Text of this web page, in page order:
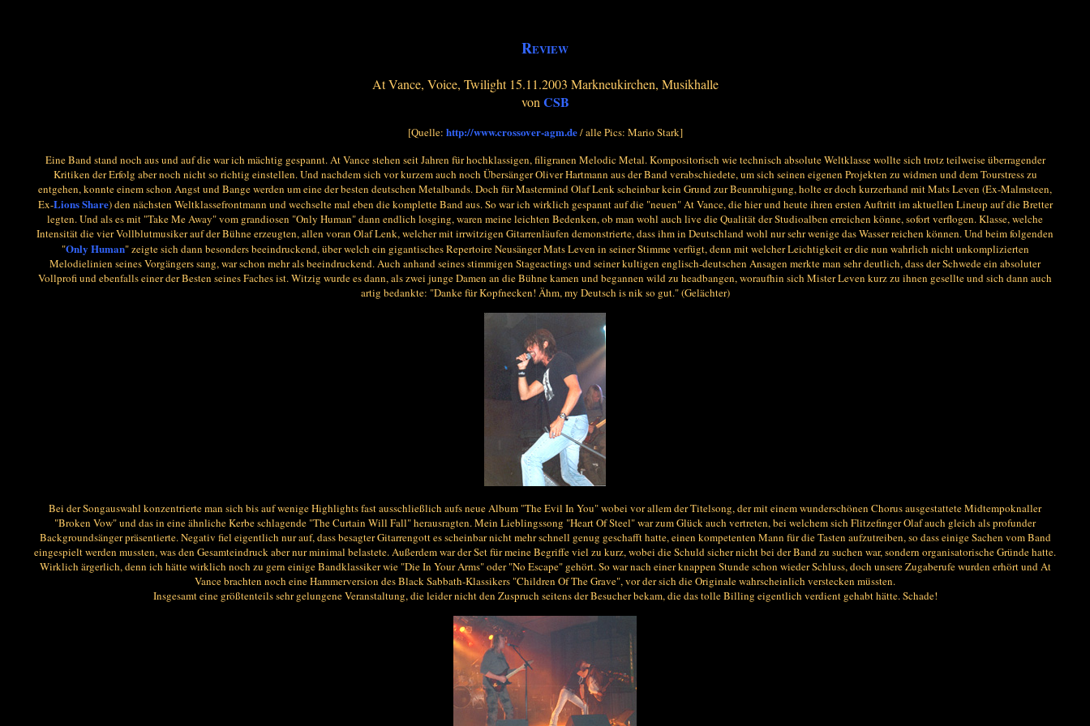
REVIEW
At Vance, Voice, Twilight 15.11.2003 Markneukirchen, Musikhalle
vonCSB
[Quelle: http://www.crossover-agm.de/ alle Pics: Mario Stark]
Eine Band stand noch aus und auf die war ich mächtig gespannt. At Vance stehen seit Jahren für hochklassigen, filigranen Melodic Metal. Kompositorisch wie technisch absolute Weltklasse wollte sich trotz teilweise überragender
Kritiken der Erfolg aber noch nicht so richtig einstellen. Und nachdem sich vor kurzem auch noch Übersänger Oliver Hartmann aus der Band verabschiedete, um sich seinen eigenen Projekten zu widmen und dem Tourstress zu
entgehen, konnte einem schon Angst und Bange werden um eine der besten deutschen Metalbands. Doch für Mastermind Olaf Lenk scheinbar kein Grund zur Beunruhigung, holte er doch kurzerhand mit Mats Leven (Ex-Malmsteen,
Ex-Lions Share) den nächsten Weltklassefrontmann und wechselte mal eben die komplette Band aus. So war ich wirklich gespannt auf die "neuen" At Vance, die hier und heute ihren ersten Auftritt im aktuellen Lineup auf die Bretter
legten. Und als es mit "Take Me Away" vom grandiosen "Only Human" dann endlich losging, waren meine leichten Bedenken, ob man wohl auch live die Qualität der Studioalben erreichen könne, sofort verflogen. Klasse, welche
Intensität die vier Vollblutmusiker auf der Bühne erzeugten, allen voran Olaf Lenk, welcher mit irrwitzigen Gitarrenläufen demonstrierte, dass ihm in Deutschland wohl nur sehr wenige das Wasser reichen können. Und beim folgenden
"Only Human" zeigte sich dann besonders beeindruckend, über welch ein gigantisches Repertoire Neusänger Mats Leven in seiner Stimme verfügt, denn mit welcher Leichtigkeit er die nun wahrlich nicht unkomplizierten
Melodielinien seines Vorgängers sang, war schon mehr als beeindruckend. Auch anhand seines stimmigen Stageactings und seiner kultigen englisch-deutschen Ansagen merkte man sehr deutlich, dass der Schwede ein absoluter
Vollprofi und ebenfalls einer der Besten seines Faches ist. Witzig wurde es dann, als zwei junge Damen an die Bühne kamen und begannen wild zu headbangen, woraufhin sich Mister Leven kurz zu ihnen gesellte und sich dann auch
artig bedankte: "Danke für Kopfnecken! Ähm, my Deutsch is nik so gut." (Gelächter)
Bei der Songauswahl konzentrierte man sich bis auf wenige Highlights fast ausschließlich aufs neue Album "The Evil In You" wobei vor allem der Titelsong, der mit einem wunderschönen Chorus ausgestattete Midtempoknaller
"Broken Vow" und das in eine ähnliche Kerbe schlagende "The Curtain Will Fall" herausragten. Mein Lieblingssong "Heart Of Steel" war zum Glück auch vertreten, bei welchem sich Flitzefinger Olaf auch gleich als profunder
Backgroundsänger präsentierte. Negativ fiel eigentlich nur auf, dass besagter Gitarrengott es scheinbar nicht mehr schnell genug geschafft hatte, einen kompetenten Mann für die Tasten aufzutreiben, so dass einige Sachen vom Band
eingespielt werden mussten, was den Gesamteindruck aber nur minimal belastete. Außerdem war der Set für meine Begriffe viel zu kurz, wobei die Schuld sicher nicht bei der Band zu suchen war, sondern organisatorische Gründe hatte.
Wirklich ärgerlich, denn ich hätte wirklich noch zu gern einige Bandklassiker wie "Die In Your Arms" oder "No Escape" gehört. So war nach einer knappen Stunde schon wieder Schluss, doch unsere Zugaberufe wurden erhört und At
Vance brachten noch eine Hammerversion des Black Sabbath-Klassikers "Children Of The Grave", vor der sich die Originale wahrscheinlich verstecken müssten.
Insgesamt eine größtenteils sehr gelungene Veranstaltung, die leider nicht den Zuspruch seitens der Besucher bekam, die das tolle Billing eigentlich verdient gehabt hätte. Schade!